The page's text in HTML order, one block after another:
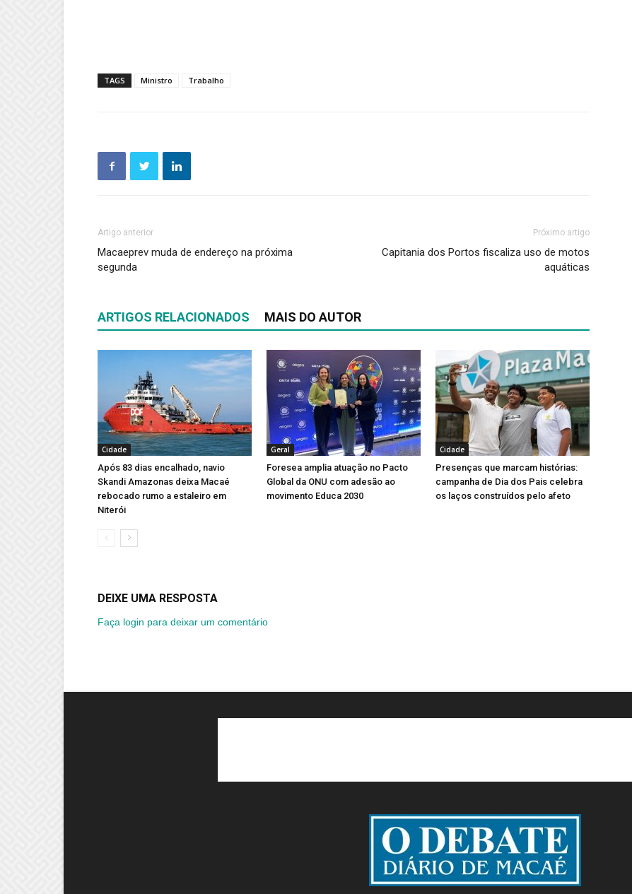
TAGS Ministro Trabalho
Artigo anterior
Macaeprev muda de endereço na próxima
segunda
Próximo artigo
Capitania dos Portos fiscaliza uso de motos
aquáticas
ARTIGOS RELACIONADOS MAIS DO AUTOR
Cidade
Após 83 dias encalhado, navio
Skandi Amazonas deixa Macaé
rebocado rumo a estaleiro em
Niterói
Geral
Foresea amplia atuação no Pacto
Global da ONU com adesão ao
movimento Educa 2030
Cidade
Presenças que marcam histórias:
campanha de Dia dos Pais celebra
os laços construídos pelo afeto
DEIXE UMA RESPOSTA
Faça login para deixar um comentário